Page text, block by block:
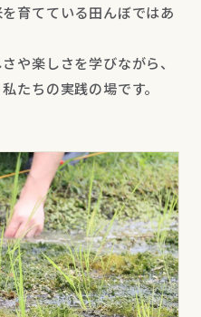
育てている田んぼではあ
や楽しさを学びながら、
たちの実践の場です。